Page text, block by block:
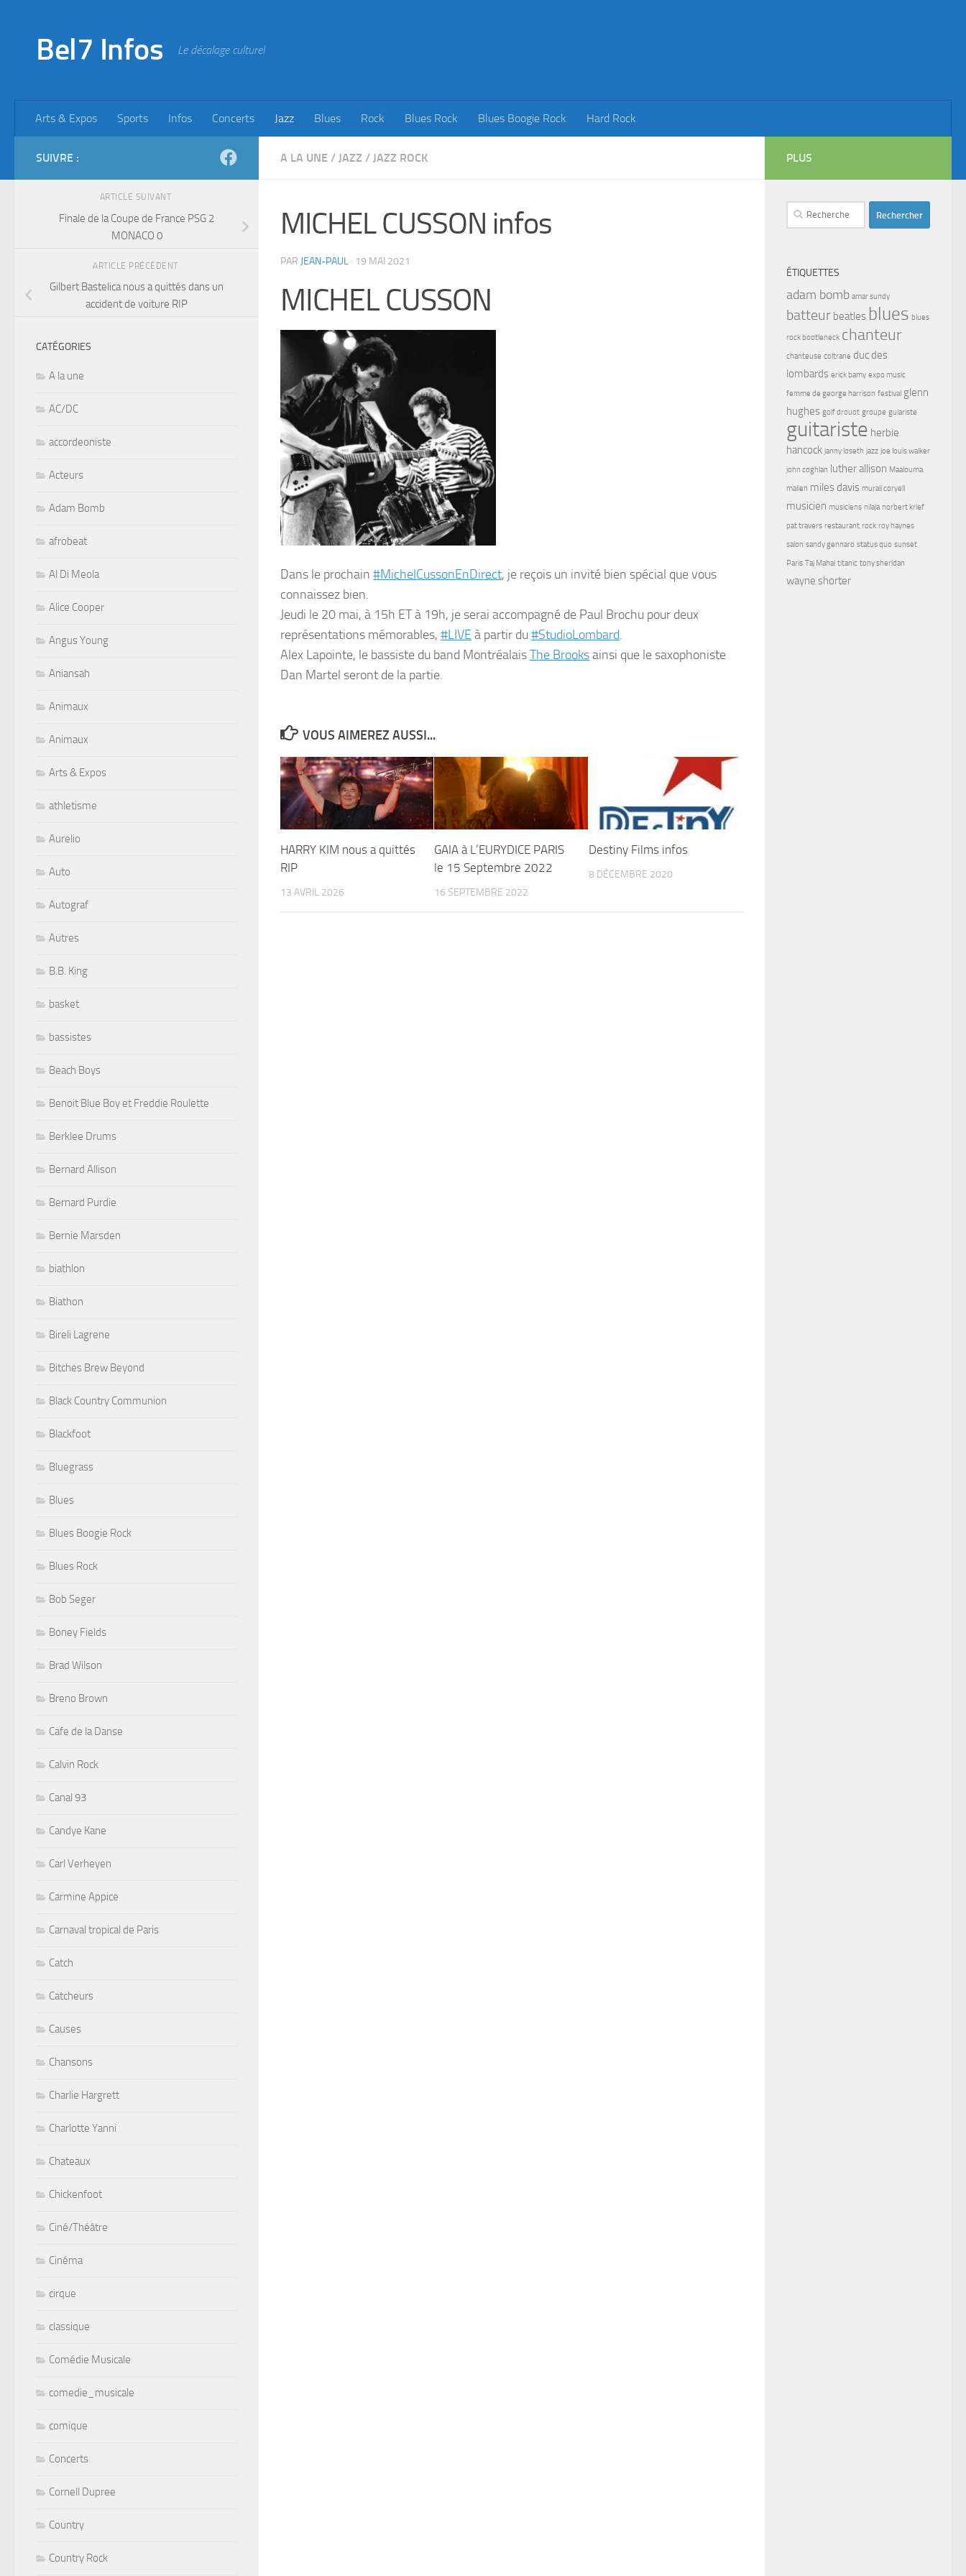
Bel7 Infos Le décalage culturel
Arts & Expos Sports Infos Concerts Jazz Blues Rock Blues Rock Blues Boogie Rock Hard Rock
A LA UNE / JAZZ / JAZZ ROCK
MICHEL CUSSON infos
PAR JEAN-PAUL · 19 MAI 2021
MICHEL CUSSON
Dans le prochain #MichelCussonEnDirect, je reçois un invité bien spécial que vous
connaissez bien.
Jeudi le 20 mai, à 15h ET à 19h, je serai accompagné de Paul Brochu pour deux
représentations mémorables, #LIVE à partir du #StudioLombard.
Alex Lapointe, le bassiste du band MontréalaisThe Brooksainsi que le saxophoniste
Dan Martel seront de la partie.
VOUS AIMEREZ AUSSI...
HARRY KIM nous a quittés
RIP
13 AVRIL 2026
GAIA à L’EURYDICE PARIS
le 15 Septembre 2022
16 SEPTEMBRE 2022
Destiny Films infos
8 DÉCEMBRE 2020
SUIVRE :
ARTICLE SUIVANT
Finale de la Coupe de France PSG 2
MONACO 0
ARTICLE PRÉCÉDENT
Gilbert Bastelica nous a quittés dans un
accident de voiture RIP
CATÉGORIES
A la une
AC/DC
accordeoniste
Acteurs
Adam Bomb
afrobeat
Al Di Meola
Alice Cooper
Angus Young
Aniansah
Animaux
Animaux
Arts & Expos
athletisme
Aurelio
Auto
Autograf
Autres
B.B. King
basket
bassistes
Beach Boys
Benoit Blue Boy et Freddie Roulette
Berklee Drums
Bernard Allison
Bernard Purdie
Bernie Marsden
biathlon
Biathon
Bireli Lagrene
Bitches Brew Beyond
Black Country Communion
Blackfoot
Bluegrass
Blues
Blues Boogie Rock
Blues Rock
Bob Seger
Boney Fields
Brad Wilson
Breno Brown
Cafe de la Danse
Calvin Rock
Canal 93
Candye Kane
Carl Verheyen
Carmine Appice
Carnaval tropical de Paris
Catch
Catcheurs
Causes
Chansons
Charlie Hargrett
Charlotte Yanni
Chateaux
Chickenfoot
Ciné/Théâtre
Cinéma
cirque
classique
Comédie Musicale
comedie_musicale
comique
Concerts
Cornell Dupree
Country
Country Rock
PLUS
Rechercher :
ÉTIQUETTES
adam bomb amar sundy
batteur beatles blues blues
rock bootleneck chanteur
chanteuse coltrane duc des
lombards erick bamy expo music
femme de george harrison festival glenn
hughes golf drouot groupe guiariste
guitariste herbie
hancock janny loseth jazz joe louis walker
john coghlan luther allison Maalouma
malien miles davis murali coryell
musicien musiciens nilaja norbert krief
pat travers restaurant rock roy haynes
salon sandy gennaro status quo sunset
Paris Taj Mahal titanic tony sheridan
wayne shorter